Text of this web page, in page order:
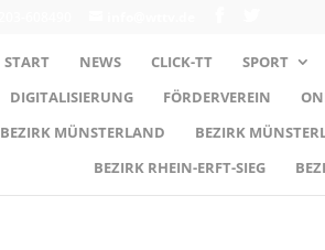
START NEWS CLICK-TT SPORT
DIGITALISIERUNG
FÖRDERVEREIN
BEZIRK MÜNSTERLAND
BEZIRK
BEZIRK RHEIN-ERFT-SIEG